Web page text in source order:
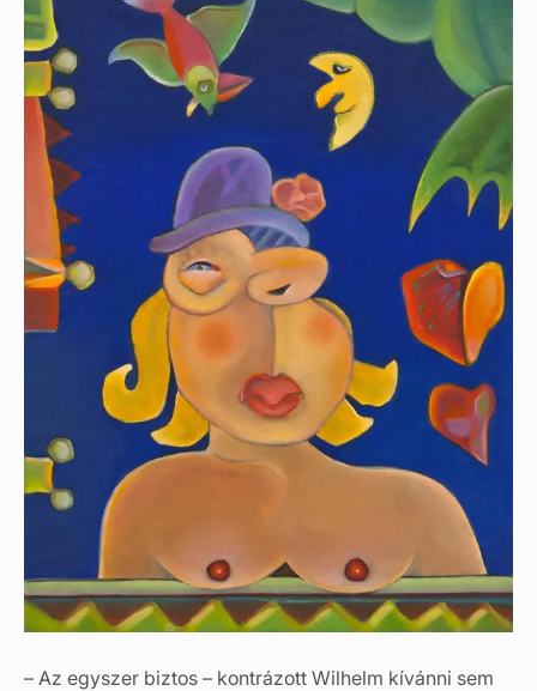
– Az egyszer biztos – kontrázott Wilhelm kívánni sem